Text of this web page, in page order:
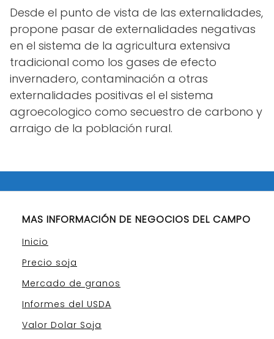
Desde el punto de vista de las externalidades,
propone pasar de externalidades negativas
en el sistema de la agricultura extensiva
tradicional como los gases de efecto
invernadero, contaminación a otras
externalidades positivas el el sistema
agroecologico como secuestro de carbono y
arraigo de la población rural.
MAS INFORMACIÓN DE NEGOCIOS DEL CAMPO
Inicio
Precio soja
Mercado de granos
Informes del USDA
Valor Dolar Soja